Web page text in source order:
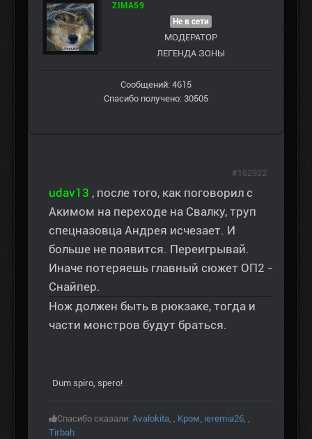
ZIMA59
Не в сети
МОДЕРАТОР
ЛЕГЕНДА ЗОНЫ
Сообщений: 4615
Спасибо получено: 30505
udav13 , после того, как поговорил с
Акимом на переходе на Свалку, труп
спецназовца Андрея исчезает. И
больше не появится. Переигрывай.
Иначе потеряешь главный сюжет ОП2 -
Снайпер.
Нож должен быть в рюкзаке, тогда и
части монстров будут браться.
Dum spiro, spero!
Спасибо сказали: Avalokita, , Кром, ieremia26, ,
Tirbah
#162922